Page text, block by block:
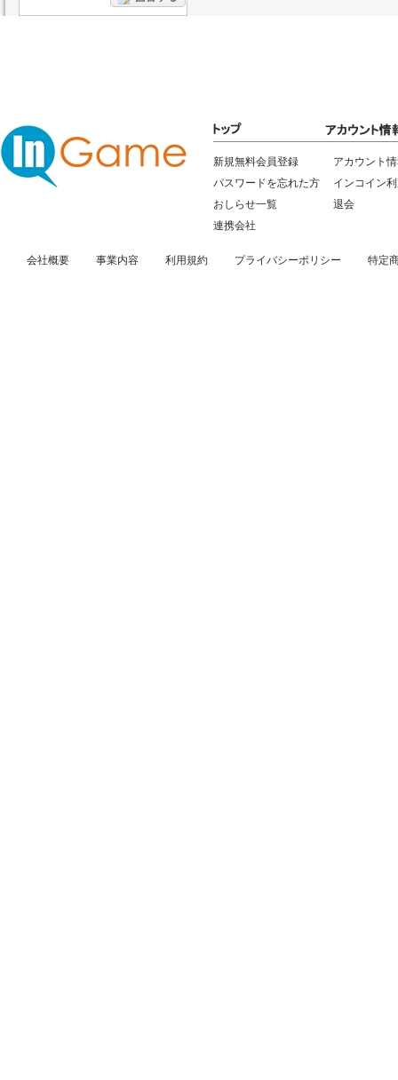
新規無料会員登録
パスワードを忘れた方
おしらせ一覧
連携会社
アカウント
インコイン
退会
会社概要 事業内容 利用規約 プライバシーポリシー 特定